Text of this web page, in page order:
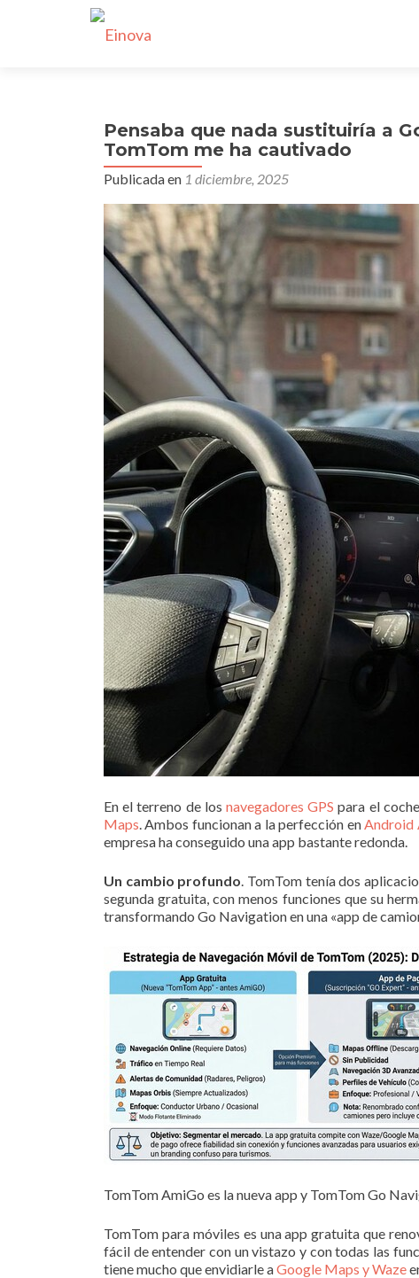
Pensaba que nada sustituiría a
TomTom me ha cautivado
Publicada en 1 diciembre, 2025
En el terreno de los navegadores GPS para el
Maps. Ambos funcionan a la perfección enAndroid
empresa ha conseguido una app bastante redonda.
Un cambio profundo. TomTom tenía dos
segunda gratuita, con menos funciones que su
transformando Go Navigation en una «app de
TomTom AmiGo es la nueva app y TomTom Go
TomTom para móviles es una app gratuita que
fácil de entender con un vistazo y con todas las
tiene mucho que envidiarle aGoogle Maps y Waze